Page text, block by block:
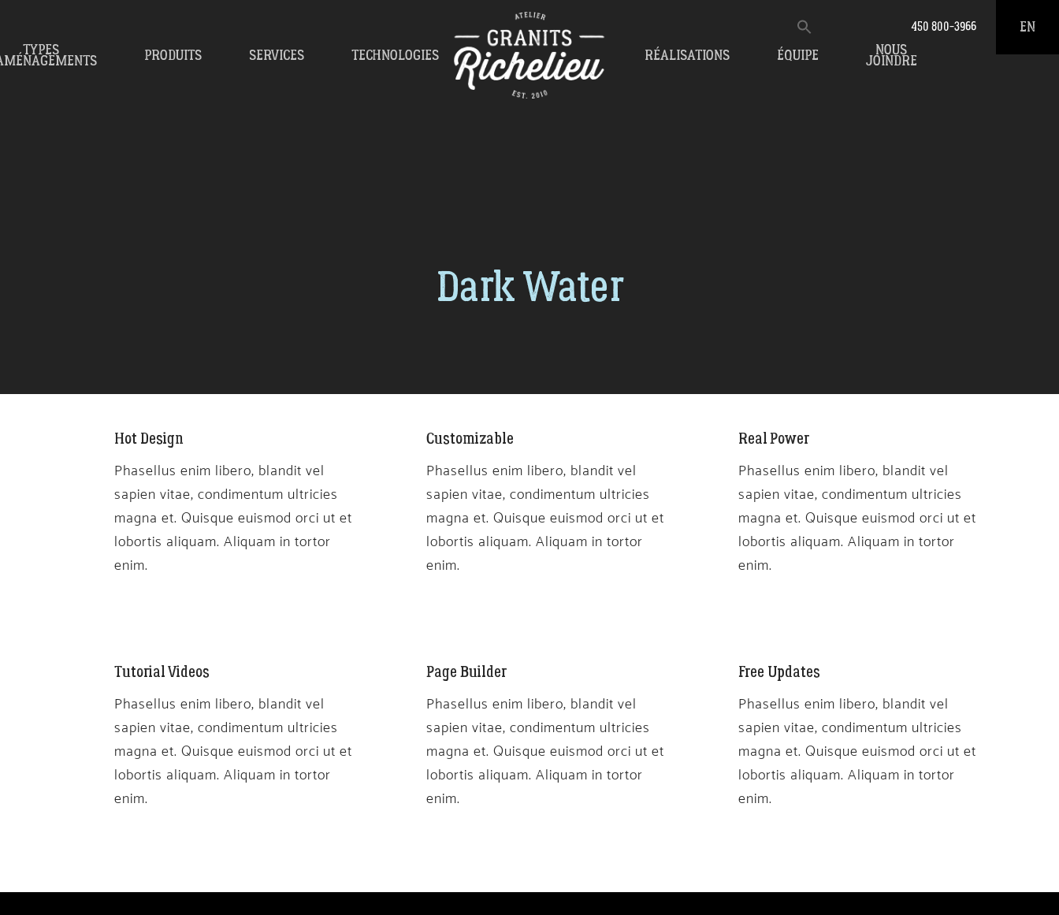
TYPES PRODUITS SERVICES TECHNOLOGIES RÉALISATIONS ÉQUIPE NOUS
JOINDRE
EN
450 800-3966
Dark Water
Hot Design
Phasellus enim libero, blandit vel
sapien vitae, condimentum ultricies
magna et. Quisque euismod orci ut et
lobortis aliquam. Aliquam in tortor
enim.
Customizable
Phasellus enim libero, blandit vel
sapien vitae, condimentum ultricies
magna et. Quisque euismod orci ut et
lobortis aliquam. Aliquam in tortor
enim.
Real Power
Phasellus enim libero, blandit vel
sapien vitae, condimentum ultricies
magna et. Quisque euismod orci ut et
lobortis aliquam. Aliquam in tortor
enim.
Tutorial Videos
Phasellus enim libero, blandit vel
sapien vitae, condimentum ultricies
magna et. Quisque euismod orci ut et
lobortis aliquam. Aliquam in tortor
enim.
Page Builder
Phasellus enim libero, blandit vel
sapien vitae, condimentum ultricies
magna et. Quisque euismod orci ut et
lobortis aliquam. Aliquam in tortor
enim.
Free Updates
Phasellus enim libero, blandit vel
sapien vitae, condimentum ultricies
magna et. Quisque euismod orci ut et
lobortis aliquam. Aliquam in tortor
enim.